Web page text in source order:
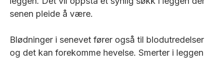
senen pleide å være.
Blødninger i senevet fører også til blodutredelser
og det kan forekomme hevelse. Smerter i leggen